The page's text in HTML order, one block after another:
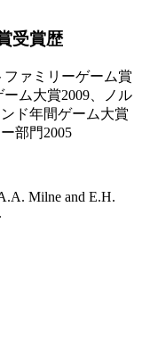
受賞歴
ァミリーゲーム賞
ム大賞2009、ノル
ド年間ゲーム大賞
部門2005
Milne and E.H.